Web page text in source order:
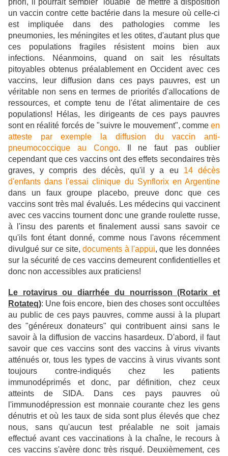
priori, il pourrait sembler "louable" de mettre à disposition
un vaccin contre cette bactérie dans la mesure où celle-ci
est impliquée dans des pathologies comme les
pneumonies, les méningites et les otites, d'autant plus que
ces populations fragiles résistent moins bien aux
infections. Néanmoins, quand on sait les résultats
pitoyables obtenus préalablement en Occident avec ces
vaccins, leur diffusion dans ces pays pauvres, est un
véritable non sens en termes de priorités d'allocations de
ressources, et compte tenu de l'état alimentaire de ces
populations!
Hélas, les dirigeants de ces pays pauvres
sont en réalité forcés de "suivre le mouvement", comme en
atteste par exemple la diffusion du vaccin anti-
pneumococcique au Congo.
Il ne faut pas oublier
cependant que ces vaccins ont des effets secondaires très
graves, y compris des décès, qu'il y a eu 14 décès
d'enfants dans l'essai clinique du Synflorix en Argentine
dans un faux groupe placebo, preuve donc que ces
vaccins sont très mal évalués. Les médecins qui vaccinent
avec ces vaccins tournent donc une grande roulette russe,
à l'insu des parents et finalement aussi sans savoir ce
qu'ils font étant donné, comme nous l'avons récemment
divulgué sur ce site,documents à l'appui, que les données
sur la sécurité de ces vaccins demeurent confidentielles et
donc non accessibles aux praticiens!
Le rotavirus ou diarrhée du nourrisson (Rotarix et
Rotateq): Une fois encore, bien des choses sont occultées
au public de ces pays pauvres, comme aussi à la plupart
des "généreux donateurs" qui contribuent ainsi sans le
savoir à la diffusion de vaccins hasardeux. D'abord, il faut
savoir que ces vaccins sont des vaccins à virus vivants
atténués or, tous les types de vaccins à virus vivants sont
toujours contre-indiqués chez les patients
immunodéprimés et donc, par définition, chez ceux
atteints de SIDA. Dans ces pays pauvres où
l'immunodépression est monnaie courante chez les gens
dénutris et où les taux de sida sont plus élevés que chez
nous, sans qu'aucun test préalable ne soit jamais
effectué avant ces vaccinations à la chaîne, le recours à
ces vaccins s'avère donc très risqué. Deuxièmement, ces